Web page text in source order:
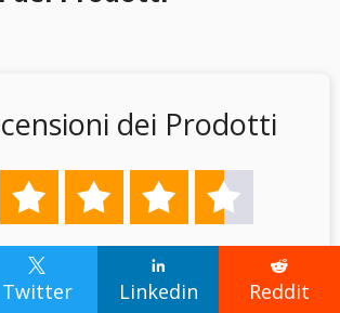

Twitter

Linkedin

Reddit
dei Prodotti
   
4.7 | 49recensioni